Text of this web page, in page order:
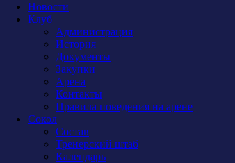
Новости
Клуб
Администрация
История
Документы
Закупки
Арена
Контакты
Правила поведения на арене
Сокол
Состав
Тренерский штаб
Календарь